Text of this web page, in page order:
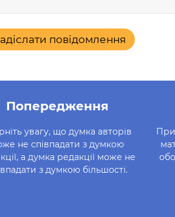
повідомлення
Попередження
увагу, що думка авторів
не співпадати з думкою
а думка редакції може не
з думкою більшості.
При